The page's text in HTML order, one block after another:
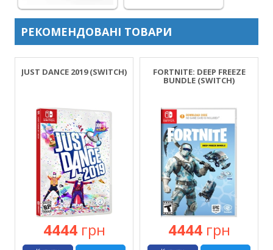
РЕКОМЕНДОВАНІ ТОВАРИ
JUST DANCE 2019 (SWITCH)
4444 грн
FORTNITE: DEEP FREEZE
BUNDLE (SWITCH)
4444 грн